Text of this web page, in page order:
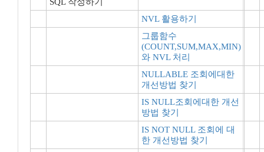
NVL 활용하기
그룹함수
(COUNT,SUM,MAX,MIN)
와 NVL 처리
NULLABLE 조회에대한
개선방법 찾기
IS NULL조회에대한 개선
방법 찾기
IS NOT NULL 조회에 대
한 개선방법 찾기